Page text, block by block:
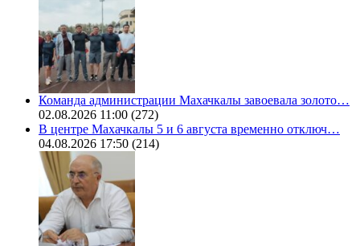
Команда администрации Махачкалы завоевала золото…
02.08.2026 11:00 (272)
В центре Махачкалы 5 и 6 августа временно отключ…
04.08.2026 17:50 (214)